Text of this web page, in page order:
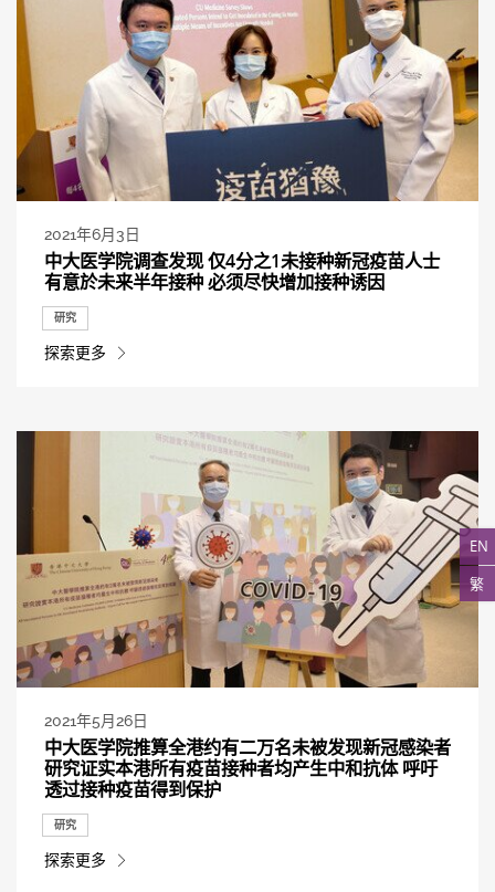
EN
繁
2021年6月3日
中大医学院调查发现 仅4分之1未接种新冠疫苗人士
有意於未来半年接种 必须尽快增加接种诱因
研究
探索更多
2021年5月26日
中大医学院推算全港约有二万名未被发现新冠感染者
研究证实本港所有疫苗接种者均产生中和抗体 呼吁
透过接种疫苗得到保护
研究
探索更多